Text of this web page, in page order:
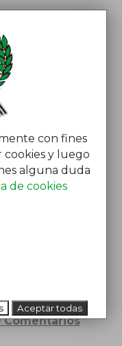
Comentarios
con fines
cookies y luego
alguna duda
de cookies
Aceptar todas